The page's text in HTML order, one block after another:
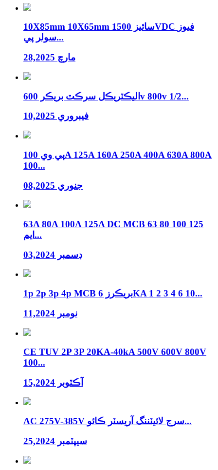
10X85mm 10X65mm سائيز 1500VDC فيوز
سولر پي...
مارچ 28,2025
اليڪٽريڪل سرڪٽ بريڪر 600v 800v 1/2...
فيبروري 10,2025
پي وي 100A 125A 160A 250A 400A 630A 800A
100...
جنوري 08,2025
63A 80A 100A 125A DC MCB 63 80 100 125
ايم...
ڊسمبر 03,2024
1p 2p 3p 4p MCB بريڪرز 6KA 1 2 3 4 6 10...
نومبر 11,2024
CE TUV 2P 3P 20KA-40kA 500V 600V 800V
100...
آڪٽوبر 15,2024
AC 275V-385V سرج لائيٽننگ آريسٽر ڪائو...
سيپٽمبر 25,2024